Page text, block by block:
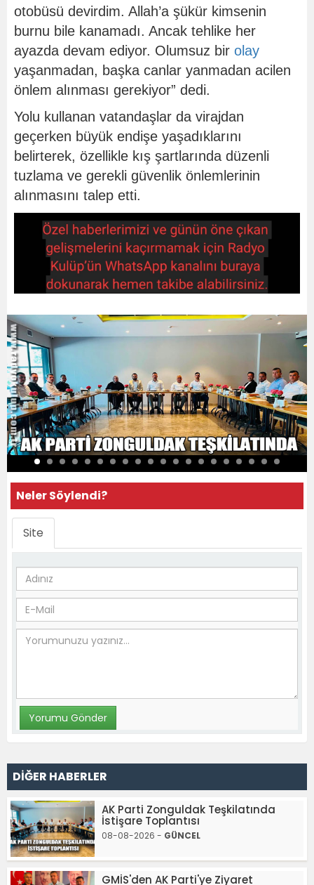
otobüsü devirdim. Allah’a şükür kimsenin
burnu bile kanamadı. Ancak tehlike her
ayazda devam ediyor. Olumsuz bir olay
yaşanmadan, başka canlar yanmadan acilen
önlem alınması gerekiyor” dedi.
Yolu kullanan vatandaşlar da virajdan
geçerken büyük endişe yaşadıklarını
belirterek, özellikle kış şartlarında düzenli
tuzlama ve gerekli güvenlik önlemlerinin
alınmasını talep etti.
Neler Söylendi?
Site
DİĞER HABERLER
AK Parti Zonguldak Teşkilatında
İstişare Toplantısı
08-08-2026 - GÜNCEL
GMİS'den AK Parti'ye Ziyaret